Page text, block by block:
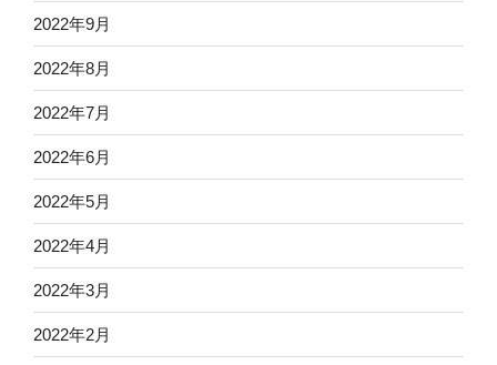
2022年9月
2022年8月
2022年7月
2022年6月
2022年5月
2022年4月
2022年3月
2022年2月